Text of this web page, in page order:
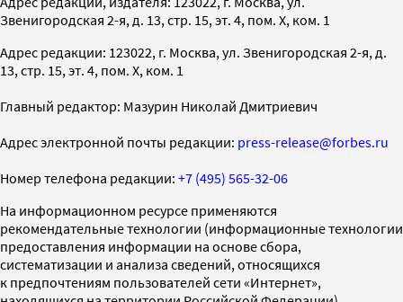
Звенигородская 2-я, д. 13, стр. 15, эт. 4, пом. X, ком. 1
Адрес редакции: 123022, г. Москва, ул. Звенигородская 2-я, д.
13, стр. 15, эт. 4, пом. X, ком. 1
Главный редактор: Мазурин Николай Дмитриевич
Адрес электронной почты редакции: press-release@forbes.ru
Номер телефона редакции: +7 (495) 565-32-06
На информационном ресурсе применяются
рекомендательные технологии (информационные технологии
предоставления информации на основе сбора,
систематизации и анализа сведений, относящихся
к предпочтениям пользователей сети «Интернет»,